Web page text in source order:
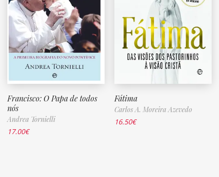
Francisco: O Papa de todos
nós
Andrea Tornielli
17.00€
Fátima
Carlos A. Moreira Azevedo
16.50€